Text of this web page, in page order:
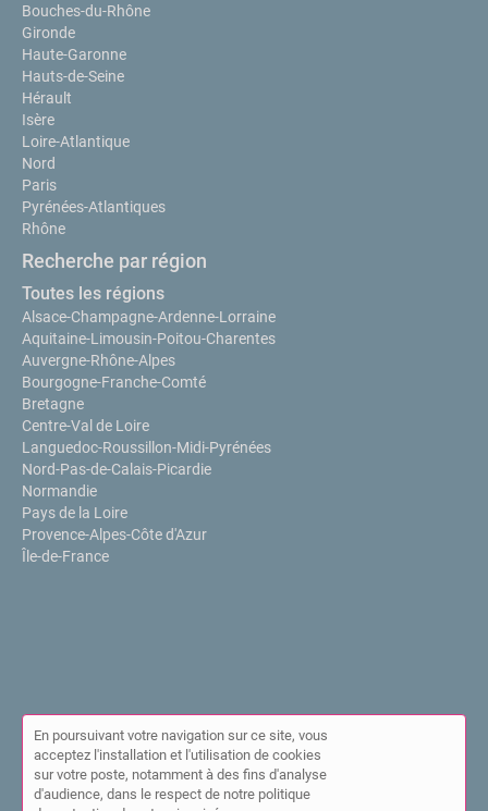
Bouches-du-Rhône
Gironde
Haute-Garonne
Hauts-de-Seine
Hérault
Isère
Loire-Atlantique
Nord
Paris
Pyrénées-Atlantiques
Rhône
Recherche par région
Toutes les régions
Alsace-Champagne-Ardenne-Lorraine
Aquitaine-Limousin-Poitou-Charentes
Auvergne-Rhône-Alpes
Bourgogne-Franche-Comté
Bretagne
Centre-Val de Loire
Languedoc-Roussillon-Midi-Pyrénées
Nord-Pas-de-Calais-Picardie
Normandie
Pays de la Loire
Provence-Alpes-Côte d'Azur
Île-de-France
© Annuaire de l'IPPP 2026 |Plan du site|Mon compte
|Mentions légales|Cookies
En poursuivant votre navigation sur ce site, vous
acceptez l'installation et l'utilisation de cookies
sur votre poste, notamment à des fins d'analyse
d'audience, dans le respect de notre politique